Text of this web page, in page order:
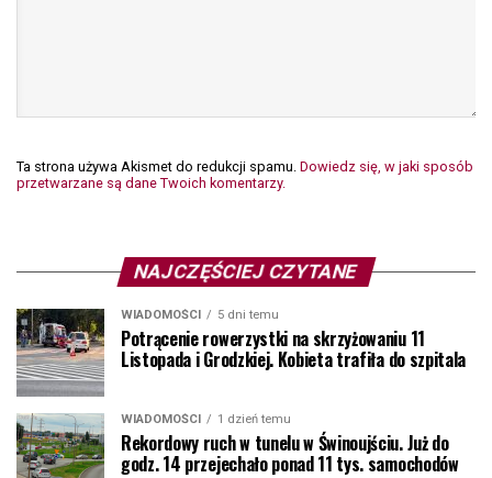
Ta strona używa Akismet do redukcji spamu. Dowiedz się, w jaki sposób
przetwarzane są dane Twoich komentarzy.
NAJCZĘŚCIEJ CZYTANE
WIADOMOŚCI 5 dni temu
Potrącenie rowerzystki na skrzyżowaniu 11
Listopada i Grodzkiej. Kobieta trafiła do szpitala
WIADOMOŚCI 1 dzień temu
Rekordowy ruch w tunelu w Świnoujściu. Już do
godz. 14 przejechało ponad 11 tys. samochodów